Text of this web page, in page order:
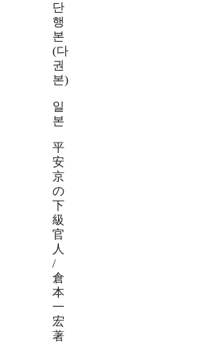
단
행
본
(다
권
본)
일
본
平
安
京
の
下
級
官
人
/
倉
本
一
宏
著